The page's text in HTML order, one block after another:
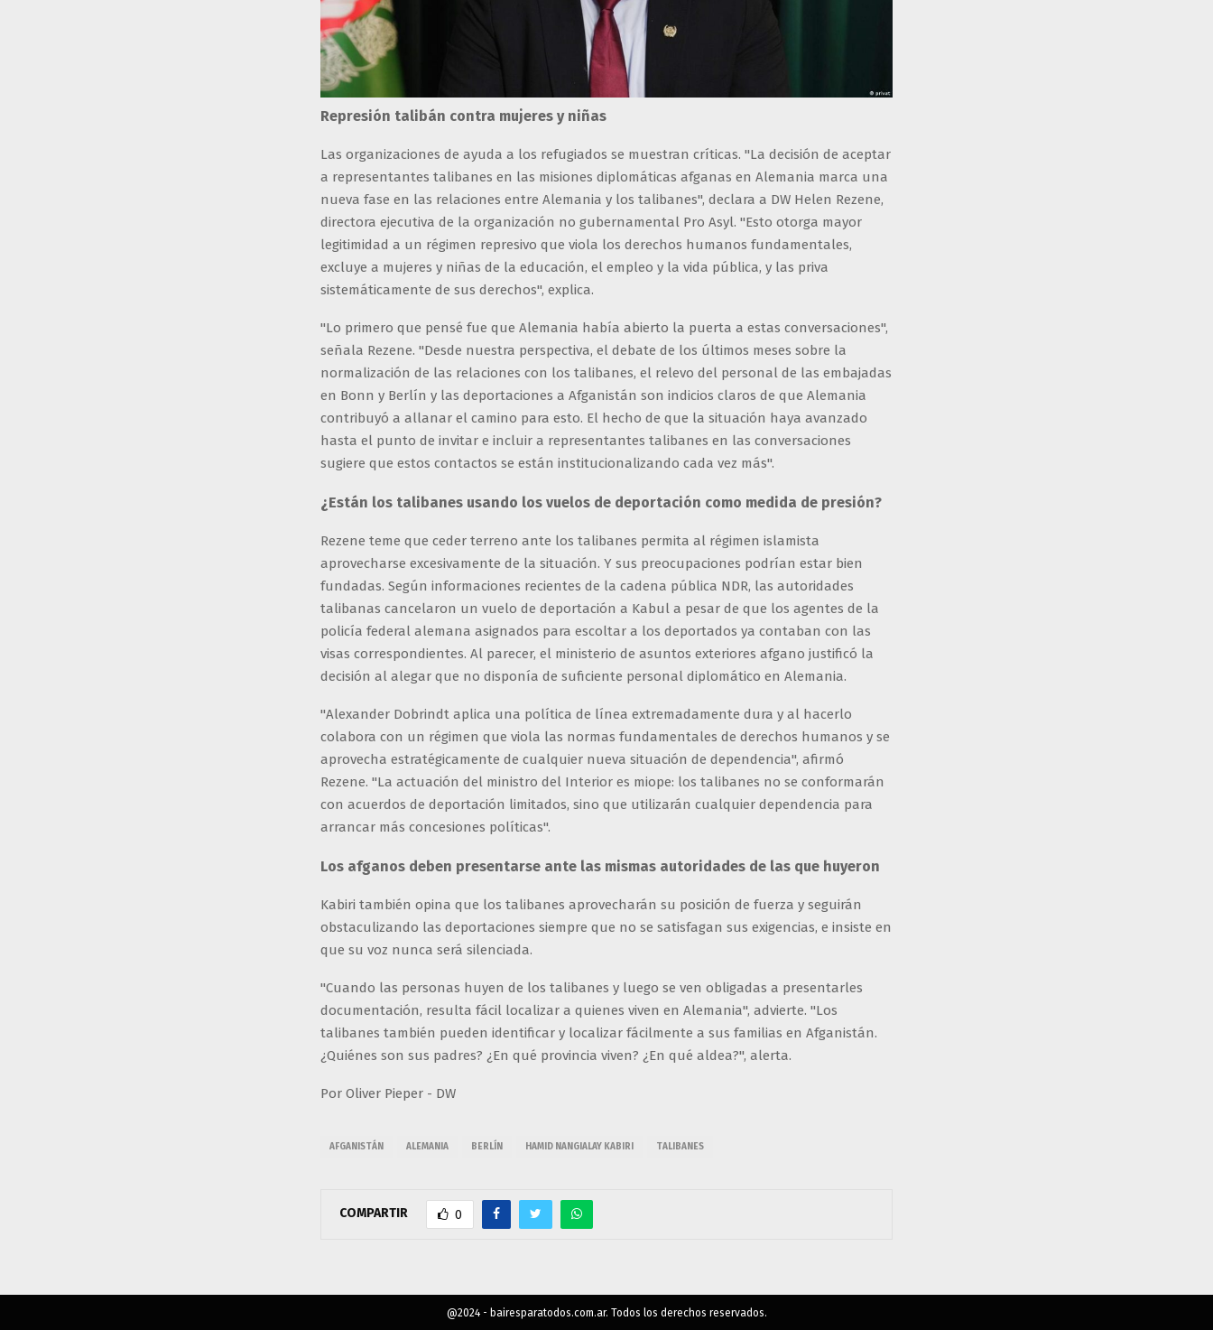
Represión talibán contra mujeres y niñas
Las organizaciones de ayuda a los refugiados se muestran críticas. "La decisión de aceptar
a representantes talibanes en las misiones diplomáticas afganas en Alemania marca una
nueva fase en las relaciones entre Alemania y los talibanes", declara a DW Helen Rezene,
directora ejecutiva de la organización no gubernamental Pro Asyl. "Esto otorga mayor
legitimidad a un régimen represivo que viola los derechos humanos fundamentales,
excluye a mujeres y niñas de la educación, el empleo y la vida pública, y las priva
sistemáticamente de sus derechos", explica.
"Lo primero que pensé fue que Alemania había abierto la puerta a estas conversaciones",
señala Rezene. "Desde nuestra perspectiva, el debate de los últimos meses sobre la
normalización de las relaciones con los talibanes, el relevo del personal de las embajadas
en Bonn y Berlín y las deportaciones a Afganistán son indicios claros de que Alemania
contribuyó a allanar el camino para esto. El hecho de que la situación haya avanzado
hasta el punto de invitar e incluir a representantes talibanes en las conversaciones
sugiere que estos contactos se están institucionalizando cada vez más".
¿Están los talibanes usando los vuelos de deportación como medida de presión?
Rezene teme que ceder terreno ante los talibanes permita al régimen islamista
aprovecharse excesivamente de la situación. Y sus preocupaciones podrían estar bien
fundadas. Según informaciones recientes de la cadena pública NDR, las autoridades
talibanas cancelaron un vuelo de deportación a Kabul a pesar de que los agentes de la
policía federal alemana asignados para escoltar a los deportados ya contaban con las
visas ​​correspondientes. Al parecer, el ministerio de asuntos exteriores afgano justificó la
decisión al alegar que no disponía de suficiente personal diplomático en Alemania.
"Alexander Dobrindt aplica una política de línea extremadamente dura y al hacerlo
colabora con un régimen que viola las normas fundamentales de derechos humanos y se
aprovecha estratégicamente de cualquier nueva situación de dependencia", afirmó
Rezene. "La actuación del ministro del Interior es miope: los talibanes no se conformarán
con acuerdos de deportación limitados, sino que utilizarán cualquier dependencia para
arrancar más concesiones políticas".
Los afganos deben presentarse ante las mismas autoridades de las que huyeron
Kabiri también opina que los talibanes aprovecharán su posición de fuerza y ​​seguirán
obstaculizando las deportaciones siempre que no se satisfagan sus exigencias, e insiste en
que su voz nunca será silenciada.
"Cuando las personas huyen de los talibanes y luego se ven obligadas a presentarles
documentación, resulta fácil localizar a quienes viven en Alemania", advierte. "Los
talibanes también pueden identificar y localizar fácilmente a sus familias en Afganistán.
¿Quiénes son sus padres? ¿En qué provincia viven? ¿En qué aldea?", alerta.
Por Oliver Pieper - DW
AFGANISTÁN ALEMANIA BERLÍN HAMID NANGIALAY KABIRI TALIBANES
COMPARTIR 0
@2024 - bairesparatodos.com.ar. Todos los derechos reservados.